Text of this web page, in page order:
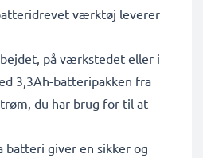
værktøj leverer
på værkstedet eller i
3,3Ah-batteripakken fra
du har brug for til at
batteri giver en sikker og